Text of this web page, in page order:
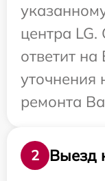
центра LG.
ответит
уточнения
ремонта
2
Выезд